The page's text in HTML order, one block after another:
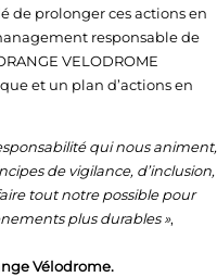
de prolonger ces actions en
responsable de
VELODROME
et un plan d’actions en
qui nous animent,
de vigilance, d’inclusion,
tout notre possible pour
plus durables »,
Vélodrome.